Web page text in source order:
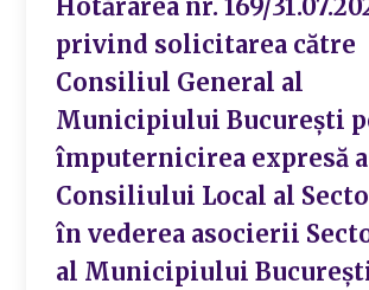
Hotărârea nr. 169/
privind solicitarea către
Consiliul General al
Municipiului București
împuternicirea expresă a
Consiliului Local al
în vederea asocierii
al Municipiului